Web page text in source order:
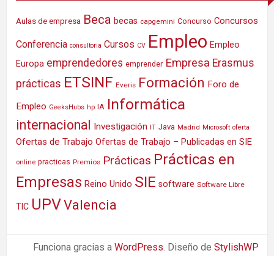
Aulas de empresa Beca becas capgemini Concurso Concursos
Conferencia consultoria Cursos CV Empleo Empleo
Europa emprendedores emprender Empresa Erasmus
prácticas ETSINF Everis Formación Foro de
Empleo GeeksHubs hp IA Informática
internacional Investigación IT Java Madrid Microsoft oferta
Ofertas de Trabajo Ofertas de Trabajo – Publicadas en SIE
online practicas Premios Prácticas Prácticas en
Empresas Reino Unido SIE software Software Libre
TIC UPVValencia
Funciona gracias a WordPress. Diseño de StylishWP